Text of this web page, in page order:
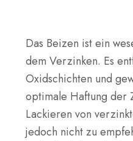
Das Beizen ist ein
dem Verzinken. Es
Oxidschichten und
optimale Haftung der
Lackieren von
jedoch nicht zu